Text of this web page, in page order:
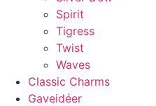
Spirit
Tigress
Twist
Waves
Classic Charms
Gaveidéer